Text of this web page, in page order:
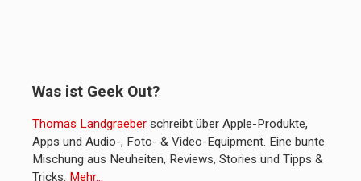
Was ist Geek Out?
Thomas Landgraeber schreibt über Apple-Produkte,
Apps und Audio-, Foto- & Video-Equipment. Eine bunte
Mischung aus Neuheiten, Reviews, Stories und Tipps &
Tricks. Mehr…